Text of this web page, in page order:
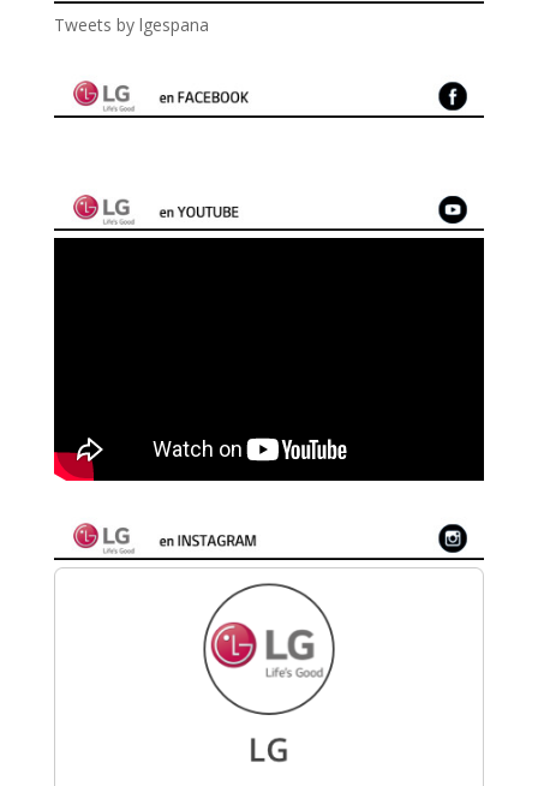
Tweets by lgespana